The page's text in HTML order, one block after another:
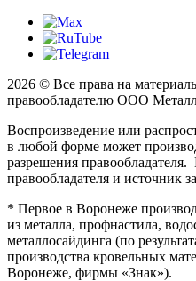
2026 © Все права на
правообладателю ООО
Воспроизведение или
в любой форме может
разрешения
правообладателя и источник
* Первое в Воронеже
из металла, профнастила,
металлосайдинга (по
производства кровельных
Воронеже, фирмы «Знак»).